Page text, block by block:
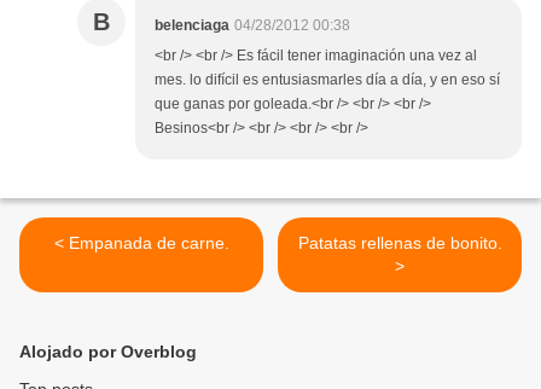
B belenciaga 04/28/2012 00:38
<br /> <br /> Es fácil tener imaginación una vez al
mes. lo difícil es entusiasmarles día a día, y en eso sí
que ganas por goleada.<br /> <br /> <br />
Besinos<br /> <br /> <br /> <br />
< Empanada de carne.
Patatas rellenas de bonito.
>
Alojado por Overblog